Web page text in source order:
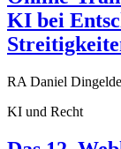
KI bei
RA Daniel
KI und Recht